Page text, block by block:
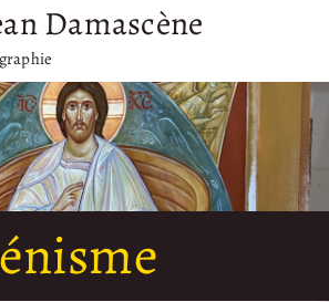
Damascène